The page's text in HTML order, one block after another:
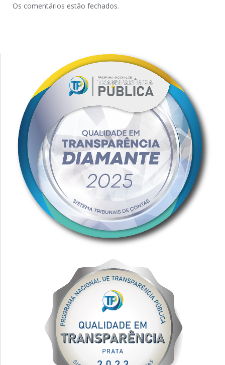
Os comentários estão fechados.